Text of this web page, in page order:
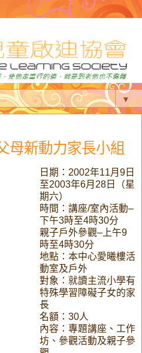
▼
母新動力家長小組
日期：2002年11月9日
至2003年6月28日（星
期六）
時間：講座/室內活動–
下午3時至4時30分
親子戶外參觀–上午9
時至4時30分
地點：本中心愛曦樓活
動室及戶外
對象：就讀主流小學有
特殊學習障礙子女的家
長
名額：30人
內容：專題講座、工作
坊、參觀活動及親子參